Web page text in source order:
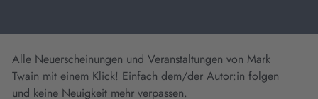
Alle Neuerscheinungen und Veranstaltungen von Mark
Twain mit einem Klick! Einfach dem/der Autor:in folgen
und keine Neuigkeit mehr verpassen.